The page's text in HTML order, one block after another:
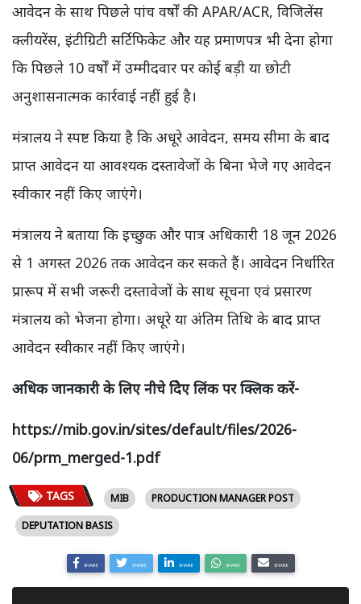
आवेदन के साथ पिछले पांच वर्षों की APAR/ACR, विजिलेंस
क्लीयरेंस, इंटीग्रिटी सर्टिफिकेट और यह प्रमाणपत्र भी देना होगा
कि पिछले 10 वर्षों में उम्मीदवार पर कोई बड़ी या छोटी
अनुशासनात्मक कार्रवाई नहीं हुई है।
मंत्रालय ने स्पष्ट किया है कि अधूरे आवेदन, समय सीमा के बाद
प्राप्त आवेदन या आवश्यक दस्तावेजों के बिना भेजे गए आवेदन
स्वीकार नहीं किए जाएंगे।
मंत्रालय ने बताया कि इच्छुक और पात्र अधिकारी 18 जून 2026
से 1 अगस्त 2026 तक आवेदन कर सकते हैं। आवेदन निर्धारित
प्रारूप में सभी जरूरी दस्तावेजों के साथ सूचना एवं प्रसारण
मंत्रालय को भेजना होगा। अधूरे या अंतिम तिथि के बाद प्राप्त
आवेदन स्वीकार नहीं किए जाएंगे।
अधिक जानकारी के लिए नीचे दिेए लिंक पर क्लिक करें-
https://mib.gov.in/sites/default/files/2026-
06/prm_merged-1.pdf
TAGS MIB
PRODUCTION MANAGER POST
DEPUTATION BASIS
SHARE SHARE SHARE SHARE SHARE